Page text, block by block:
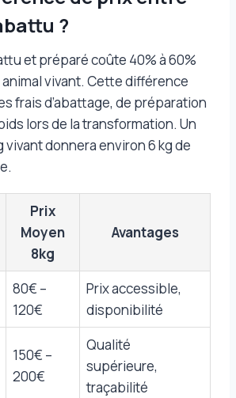
?
et préparé coûte 40% à 60%
animal vivant. Cette différence
frais d’abattage, de préparation
lors de la transformation. Un
vivant donnera environ 6 kg de
Prix
Moyen
8kg
Avantages
80€ –
120€
Prix accessible,
disponibilité
150€ –
200€
Qualité
supérieure,
traçabilité